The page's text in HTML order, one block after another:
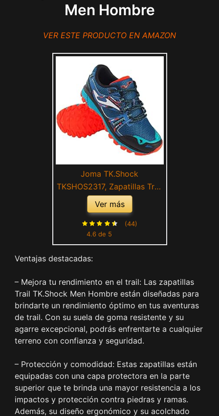
Men Hombre
VER ESTE PRODUCTO EN AMAZON
Joma TK.Shock
TKSHOS2317, Zapatillas Trail
Running para Hombre Azul
(Numeric_45)
Ver más
4.6 de 5
(44)
Ventajas destacadas:
– Mejora tu rendimiento en el trail: Las zapatillas
Trail TK.Shock Men Hombre están diseñadas para
brindarte un rendimiento óptimo en tus aventuras
de trail. Con su suela de goma resistente y su
agarre excepcional, podrás enfrentarte a cualquier
terreno con confianza y seguridad.
– Protección y comodidad: Estas zapatillas están
equipadas con una capa protectora en la parte
superior que te brinda una mayor resistencia a los
impactos y protección contra piedras y ramas.
Además, su diseño ergonómico y su acolchado